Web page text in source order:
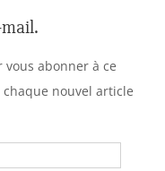
mail.
vous abonner à ce
nouvel article